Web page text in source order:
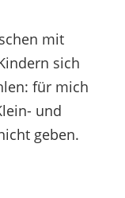
mit
sich
für mich
und
geben.